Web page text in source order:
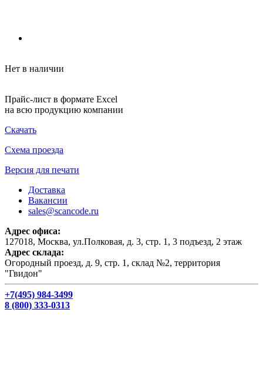
Нет в наличии
Прайс-лист в формате Excel
на всю продукцию компании
Скачать
Схема проезда
Версия для печати
Доставка
Вакансии
sales@scancode.ru
Адрес офиса:
127018, Москва, ул.Полковая, д. 3, стр. 1, 3 подъезд, 2 этаж
Адрес склада:
Огородный проезд, д. 9, стр. 1, склад №2, территория
"Гвидон"
+7(495) 984-3499
8 (800) 333-0313